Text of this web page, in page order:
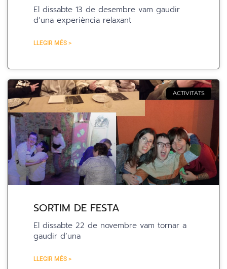
El dissabte 13 de desembre vam gaudir
d’una experiència relaxant
LLEGIR MÉS >
ACTIVITATS
SORTIM DE FESTA
El dissabte 22 de novembre vam tornar a
gaudir d’una
LLEGIR MÉS >